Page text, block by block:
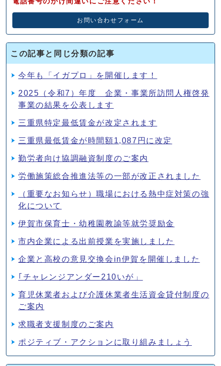
お問い合わせフォーム
この記事と同じ分類の記事
今年も「イガプロ」を開催します！
2025（令和7）年度 企業・事業所訪問人権啓発
事業の結果を公表します
三重県特定最低賃金が改定されます
三重県最低賃金が時間額1,087円に改定
勤労者向け協調融資制度のご案内
労働施策総合推進法等の一部が改正されました
（重要なお知らせ）職場における熱中症対策の強
化について
伊賀市保育士・幼稚園教諭等就労奨励金
市内企業による出前授業を実施しました
企業と高校の意見交換会in伊賀を開催しました
｢チャレンジアンダー210いが」
育児休業者および介護休業者生活資金貸付制度の
ご案内
求職者支援制度のご案内
ポジティブ・アクションに取り組みましょう